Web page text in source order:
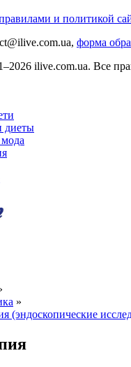
и политикой
форма
ilive.com.ua. Все
диеты
»
(эндоскопические